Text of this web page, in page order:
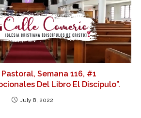
Semana 116, #1
Del Libro El Discípulo”.
July 8, 2022